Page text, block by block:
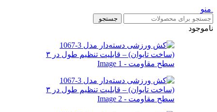
منو
جستجو
ناموجود